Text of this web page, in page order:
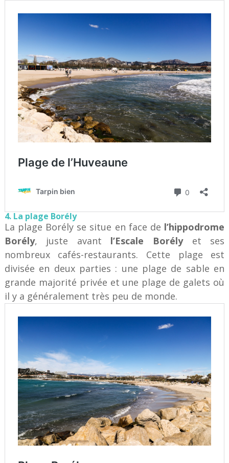
4. La plage Borély
La plage Borély se situe en face de l’hippodrome
Borély, juste avant l’Escale Borélyet ses
nombreux cafés-restaurants. Cette plage est
divisée en deux parties : une plage de sable en
grande majorité privée et une plage de galets où
il y a généralement très peu de monde.